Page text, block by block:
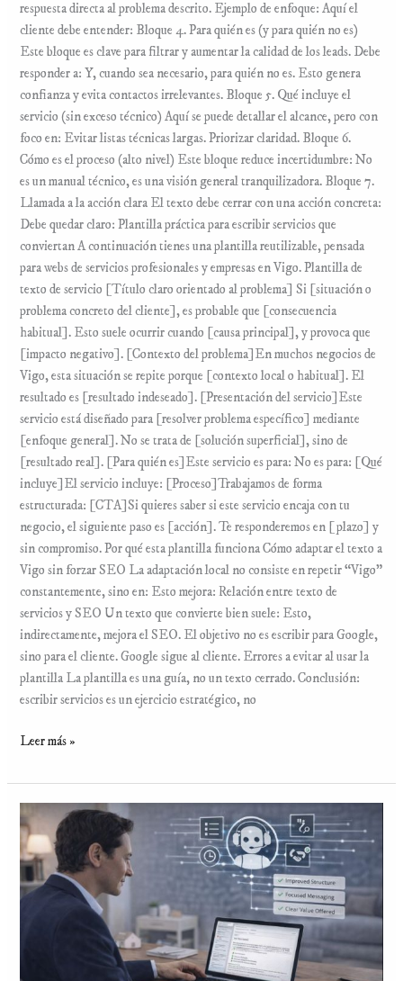
respuesta directa al problema descrito. Ejemplo de enfoque: Aquí el
cliente debe entender: Bloque 4. Para quién es (y para quién no es)
Este bloque es clave para filtrar y aumentar la calidad de los leads. Debe
responder a: Y, cuando sea necesario, para quién no es. Esto genera
confianza y evita contactos irrelevantes. Bloque 5. Qué incluye el
servicio (sin exceso técnico) Aquí se puede detallar el alcance, pero con
foco en: Evitar listas técnicas largas. Priorizar claridad. Bloque 6.
Cómo es el proceso (alto nivel) Este bloque reduce incertidumbre: No
es un manual técnico, es una visión general tranquilizadora. Bloque 7.
Llamada a la acción clara El texto debe cerrar con una acción concreta:
Debe quedar claro: Plantilla práctica para escribir servicios que
conviertan A continuación tienes una plantilla reutilizable, pensada
para webs de servicios profesionales y empresas en Vigo. Plantilla de
texto de servicio [Título claro orientado al problema] Si [situación o
problema concreto del cliente], es probable que [consecuencia
habitual]. Esto suele ocurrir cuando [causa principal], y provoca que
[impacto negativo]. [Contexto del problema]En muchos negocios de
Vigo, esta situación se repite porque [contexto local o habitual]. El
resultado es [resultado indeseado]. [Presentación del servicio]Este
servicio está diseñado para [resolver problema específico] mediante
[enfoque general]. No se trata de [solución superficial], sino de
[resultado real]. [Para quién es]Este servicio es para: No es para: [Qué
incluye]El servicio incluye: [Proceso]Trabajamos de forma
estructurada: [CTA]Si quieres saber si este servicio encaja con tu
negocio, el siguiente paso es [acción]. Te responderemos en [plazo] y
sin compromiso. Por qué esta plantilla funciona Cómo adaptar el texto a
Vigo sin forzar SEO La adaptación local no consiste en repetir “Vigo”
constantemente, sino en: Esto mejora: Relación entre texto de
servicios y SEO Un texto que convierte bien suele: Esto,
indirectamente, mejora el SEO. El objetivo no es escribir para Google,
sino para el cliente. Google sigue al cliente. Errores a evitar al usar la
plantilla La plantilla es una guía, no un texto cerrado. Conclusión:
escribir servicios es un ejercicio estratégico, no
Leer más »
El
asistente
IA
que
escribe